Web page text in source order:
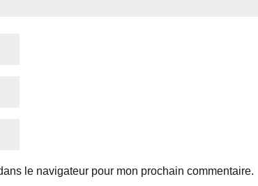
le navigateur pour mon prochain commentaire.